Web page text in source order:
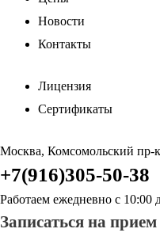
Новости
Контакты
Лицензия
Сертификаты
Москва, Комсомольский пр-
+7(916)305-50-38
Работаем ежедневно с 10:00
Записаться на прием